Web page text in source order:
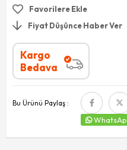
Favorilere Ekle
Fiyat Düşünce Haber Ver
Kargo
Bedava
Bu Ürünü Paylaş :